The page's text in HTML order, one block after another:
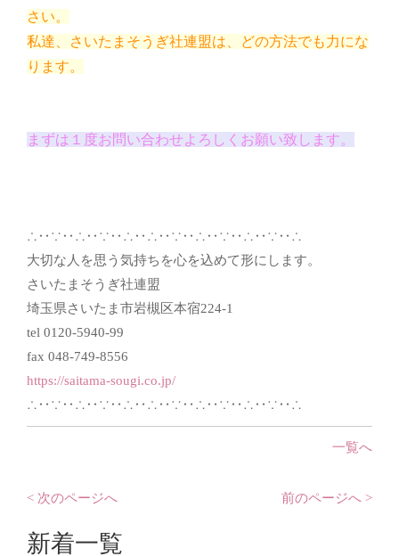
さい。
私達、さいたまそうぎ社連盟は、どの方法でも力にな
ります。
まずは１度お問い合わせよろしくお願い致します。
∴‥∵‥∴‥∵‥∴‥∴‥∵‥∴‥∵‥∴‥∵‥∴
大切な人を思う気持ちを心を込めて形にします。
さいたまそうぎ社連盟
埼玉県さいたま市岩槻区本宿224-1
tel 0120-5940-99
fax 048-749-8556
https://saitama-sougi.co.jp/
∴‥∵‥∴‥∵‥∴‥∴‥∵‥∴‥∵‥∴‥∵‥∴
一覧へ
< 次のページへ 前のページへ >
新着一覧